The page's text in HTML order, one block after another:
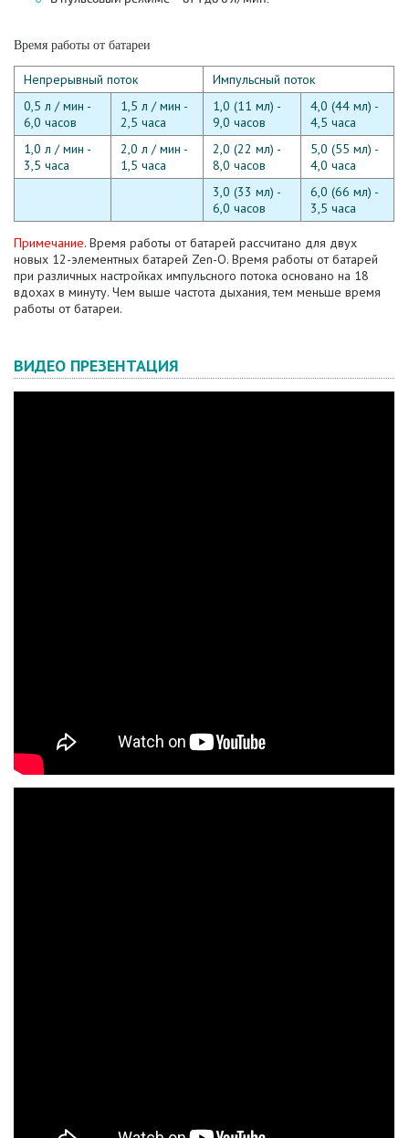
Время работы от батареи
Непрерывный поток
Импульсный поток
0,5 л / мин -
6,0 часов
1,5 л / мин -
2,5 часа
1,0 (11 мл) -
9,0 часов
4,0 (44 мл) -
4,5 часа
1,0 л / мин -
3,5 часа
2,0 л / мин -
1,5 часа
2,0 (22 мл) -
8,0 часов
5,0 (55 мл) -
4,0 часа
3,0 (33 мл) -
6,0 часов
6,0 (66 мл) -
3,5 часа
Примечание. Время работы от батарей рассчитано для двух
новых 12-элементных батарей Zen-O. Время работы от батарей
при различных настройках импульсного потока основано на 18
вдохах в минуту. Чем выше частота дыхания, тем меньше время
работы от батареи.
ВИДЕО ПРЕЗЕНТАЦИЯ